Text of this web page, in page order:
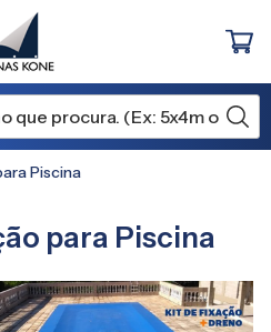
Piscina
para Piscina